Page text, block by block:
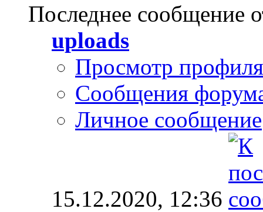
Последнее сообщение
uploads
Просмотр профиля
Сообщения
Личное сообщение
15.12.2020, 12:36